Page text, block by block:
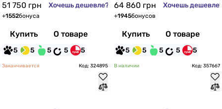
51 750 грн Хочешь дешевле?
+1552бонуса
Купить О товаре
5 5 5 5 5
64 860 грн Хочешь
+1945бонусов
Купить О товаре
5 5 5 5 5
Заканчивается Код: 324895 В наличии Код: 357667